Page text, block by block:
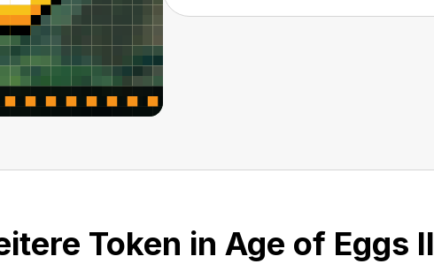
Token in Age of Eggs II